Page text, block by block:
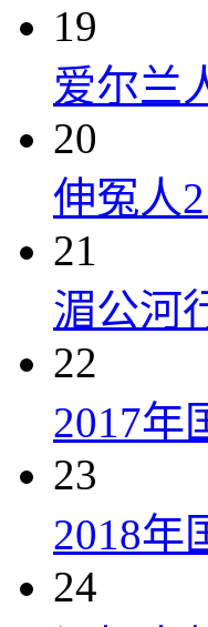
19
爱尔兰
20
伸冤人
21
湄公河
22
2017年
23
2018年
24